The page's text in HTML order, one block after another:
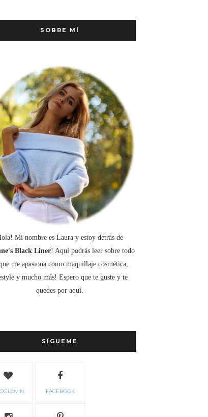
SOBRE MÍ
Mi nombre es Laura y estoy detrás de
Black Liner! Aquí podrás leer sobre todo
me apasiona como maquillaje cosmética,
y mucho más! Espero que te guste y te
quedes por aquí.
SÍGUEME
FACEBOOK